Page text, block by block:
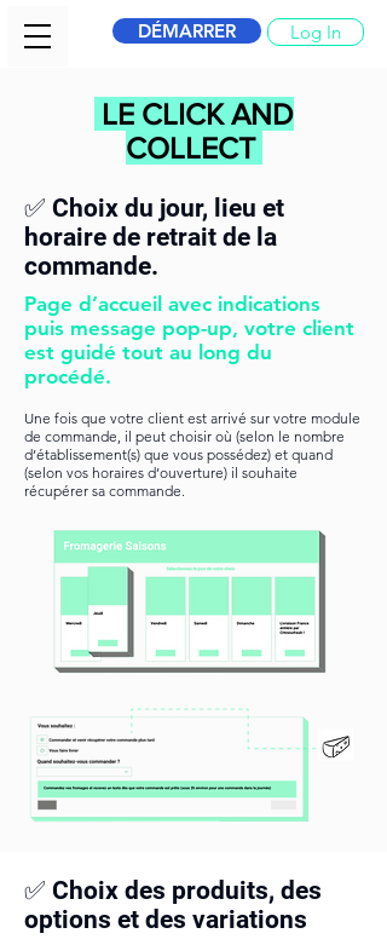
Log In
DÉMARRER
✅ Choix du jour, lieu et
horaire de retrait de la
commande.
Une fois que votre client est arrivé sur votre module
de commande, il peut choisir où (selon le nombre
d’établissement(s) que vous possédez) et quand
(selon vos horaires d’ouverture) il souhaite
récupérer sa commande.
Page d’accueil avec indications
puis message pop-up, votre client
est guidé tout au long du
procédé.
LE CLICK AND
COLLECT
✅ Choix des produits, des
options et des variations